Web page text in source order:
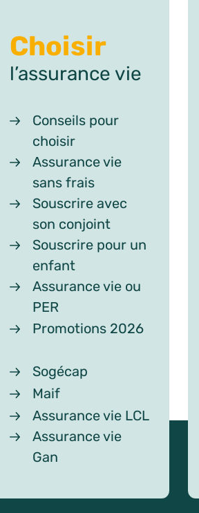
Choisir
l’assurance vie
Conseils pour
choisir
Assurance vie
sans frais
Souscrire avec
son conjoint
Souscrire pour un
enfant
Assurance vie ou
PER
Promotions 2026
Sogécap
Maif
Assurance vie LCL
Assurance vie
Gan